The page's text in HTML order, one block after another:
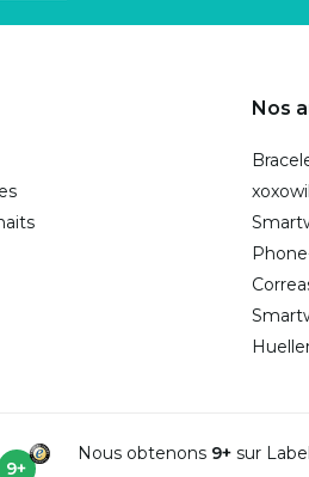
Nos
9+
Nous obtenons 9+sur